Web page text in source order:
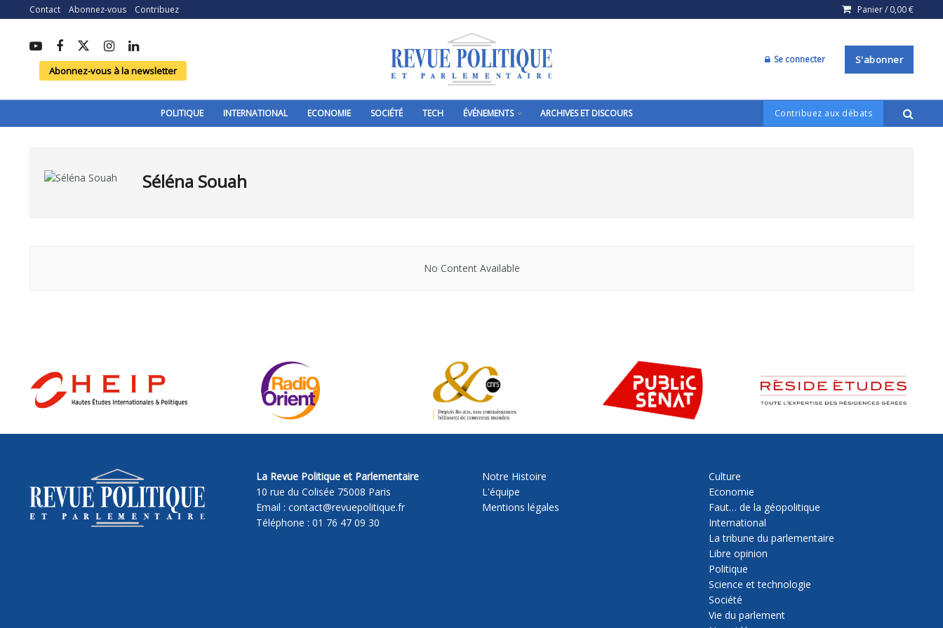
Contact Abonnez-vous Contribuez Panier / 0,00€
Abonnez-vous à la newsletter
Se connecter S'abonner
POLITIQUE INTERNATIONAL ECONOMIE SOCIÉTÉ TECH ÉVÉNEMENTS ARCHIVES ET DISCOURS Contribuez aux débats
Séléna Souah
No Content Available
La Revue Politique et Parlementaire
10 rue du Colisée 75008 Paris
Email : contact@revuepolitique.fr
Téléphone : 01 76 47 09 30
Notre Histoire
L'équipe
Mentions légales
Culture
Economie
Faut… de la géopolitique
International
La tribune du parlementaire
Libre opinion
Politique
Science et technologie
Société
Vie du parlement